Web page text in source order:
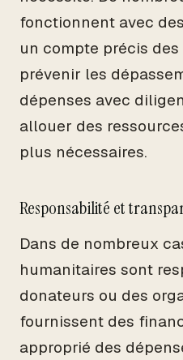
fonctionnent avec
un compte précis
prévenir les
dépenses avec
allouer des
plus nécessaires.
Responsabilité et
Dans de nombreux
humanitaires sont
donateurs ou des
fournissent des
approprié des